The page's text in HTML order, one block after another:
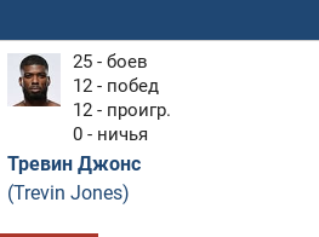
25 - боев
12 - побед
12 - проигр.
0 - ничья
Тревин Джонс
(Trevin Jones)